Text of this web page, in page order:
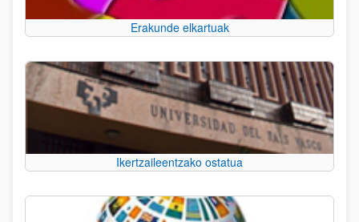
Erakunde elkartuak
Ikertzaileentzako ostatua